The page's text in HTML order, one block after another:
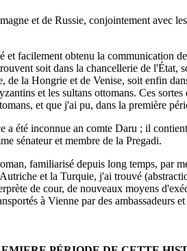
et de Russie, conjointement avec
facilement obtenu la communication
soit dans la chancellerie de l'État,
la Hongrie et de Venise, soit enfin
et les sultans ottomans. Ces
et que j'ai pu, dans la première
inconnue an comte Daru ; il contient
sénateur et membre de la Pregadi.
familiarisé depuis long temps, par
et la Turquie, j'ai trouvé
de cour, de nouveaux moyens
à Vienne par des ambassadeurs